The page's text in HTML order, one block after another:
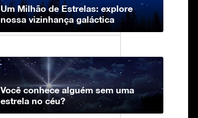
Um Milhão de Estrelas: explore
nossa vizinhança galáctica
Você conhece alguém sem uma
estrela no céu?